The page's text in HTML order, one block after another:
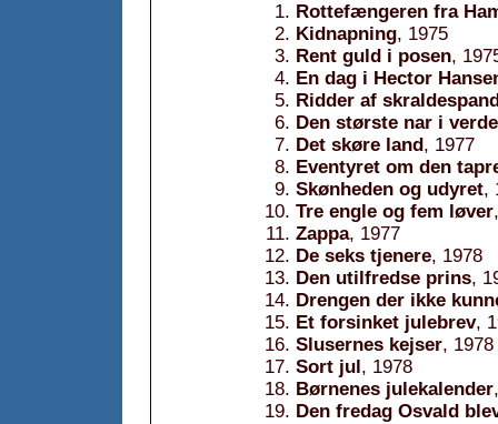
Rottefængeren fra
Kidnapning, 1975
Rent guld i posen,
En dag i Hector
Ridder af
Den største nar i
Det skøre land, 1977
Eventyret om den
Skønheden og udyret,
Tre engle og fem løver
Zappa, 1977
De seks tjenere, 1978
Den utilfredse prins,
Drengen der ikke
Et forsinket julebrev,
Slusernes kejser, 1978
Sort jul, 1978
Børnenes julekalender
Den fredag Osvald